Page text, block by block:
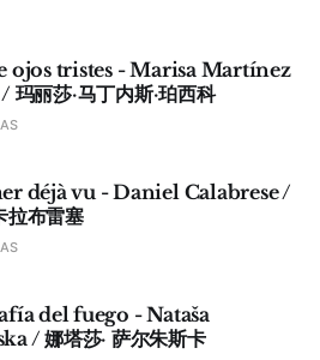
ojos tristes - Marisa Martínez
玛丽莎·马丁内斯·珀西科
déjà vu - Daniel Calabrese /
拉布雷塞
del fuego - Nataša
/ 娜塔莎· 萨尔朱斯卡